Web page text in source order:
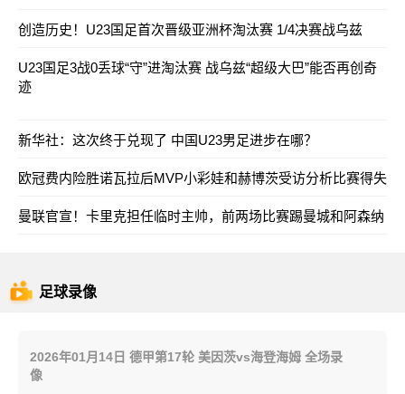
创造历史！U23国足首次晋级亚洲杯淘汰赛 1/4决赛战乌兹
U23国足3战0丢球“守”进淘汰赛 战乌兹“超级大巴”能否再创奇
迹
新华社：这次终于兑现了 中国U23男足进步在哪？
欧冠费内险胜诺瓦拉后MVP小彩娃和赫博茨受访分析比赛得失
曼联官宣！卡里克担任临时主帅，前两场比赛踢曼城和阿森纳
足球录像
2026年01月14日 德甲第17轮 美因茨vs海登海姆 全场录
像